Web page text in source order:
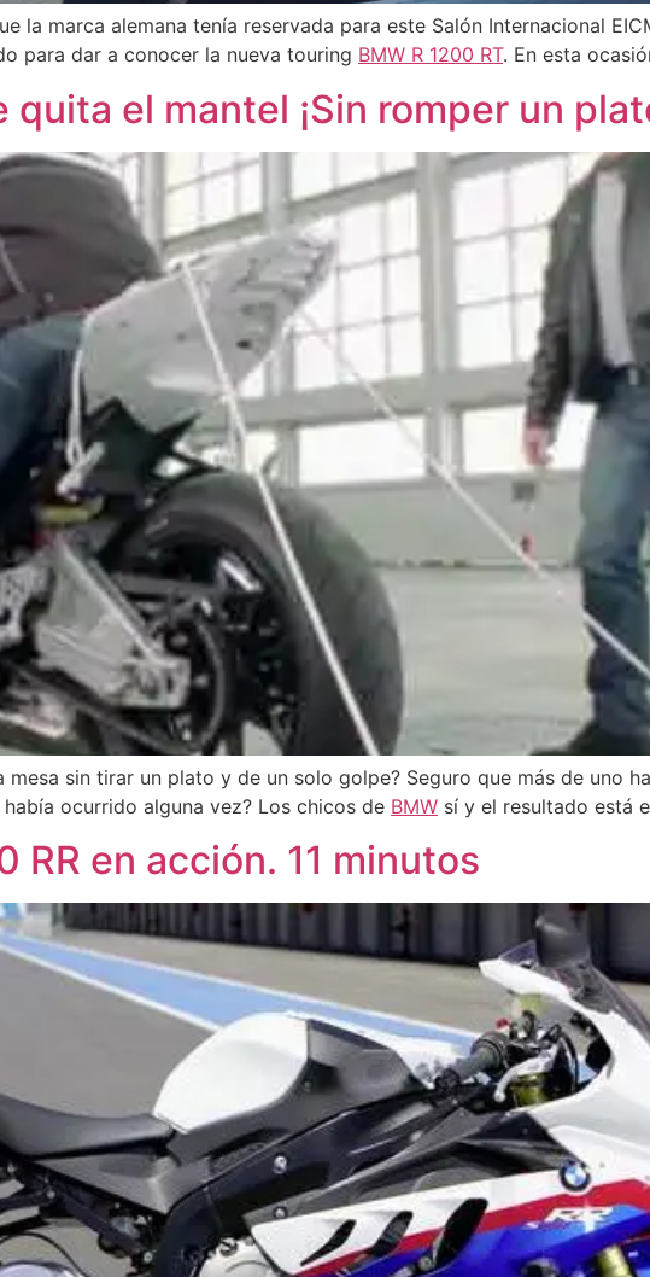
la marca alemana tenía reservada para este Salón Internacional
para dar a conocer la nueva touring BMW R 1200 RT. En esta
quita el mantel ¡Sin romper un
sin tirar un plato y de un solo golpe? Seguro que más de uno
ocurrido alguna vez? Los chicos de BMW sí y el resultado está
RR en acción. 11 minutos